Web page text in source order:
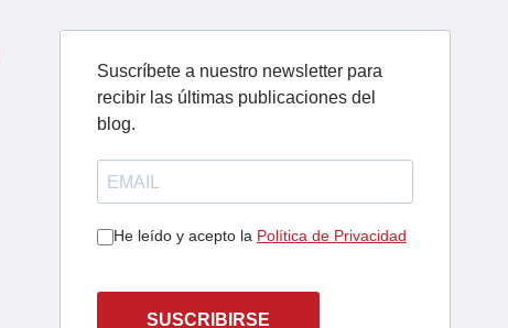
Suscríbete a nuestro newsletter para
recibir las últimas publicaciones del
blog.
He leído y acepto la Política de Privacidad
SUSCRIBIRSE